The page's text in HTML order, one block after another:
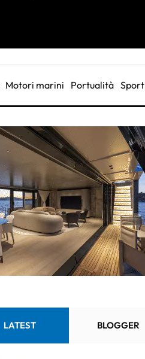
Motori marini Portualità Sport
LATEST BLOGGER